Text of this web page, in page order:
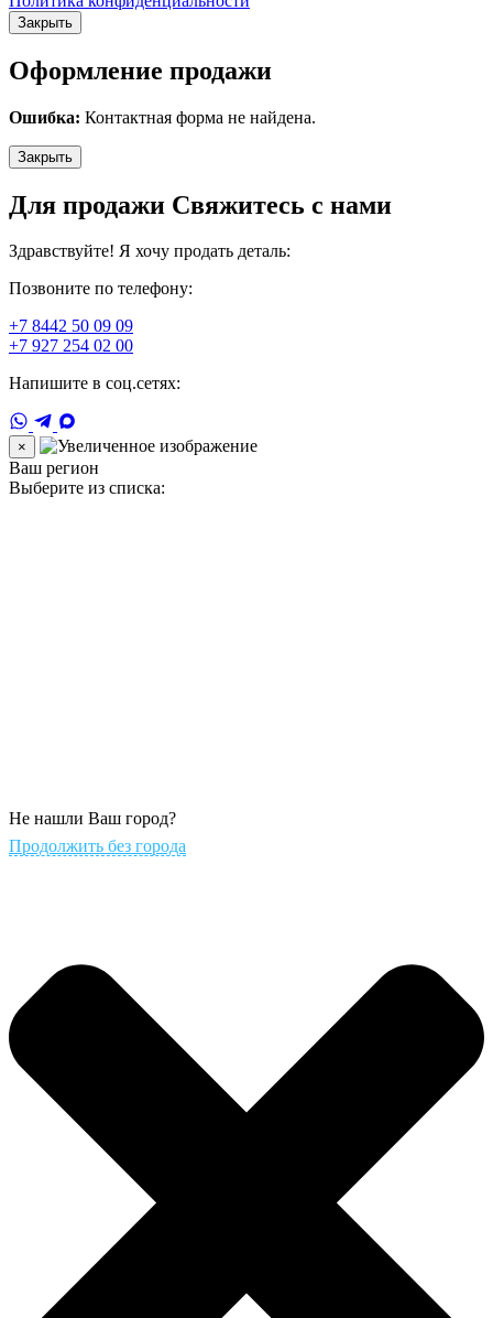
Закрыть
Оформление продажи
Ошибка: Контактная форма не найдена.
Закрыть
Для продажи Свяжитесь с нами
Здравствуйте! Я хочу продать деталь:
Позвоните по телефону:
+7 8442 50 09 09
+7 927 254 02 00
Напишите в соц.сетях:
×
Ваш регион
Выберите из списка:
Не нашли Ваш город?
Продолжить без города